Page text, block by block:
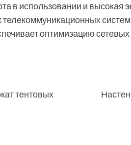
в использовании и высокая
оптимизацию
тентовых